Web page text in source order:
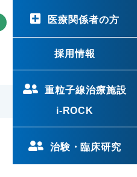
医療関係者の方
採用情報
重粒子線治療施設
i-ROCK
治験・臨床研究